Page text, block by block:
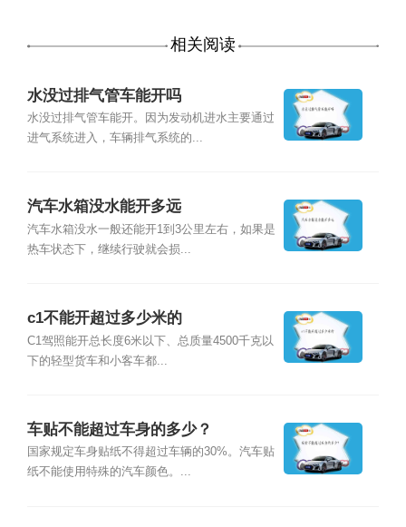
相关阅读
水没过排气管车能开吗
水没过排气管车能开。因为发动机进水主要通过
进气系统进入，车辆排气系统的...
汽车水箱没水能开多远
汽车水箱没水一般还能开1到3公里左右，如果是
热车状态下，继续行驶就会损...
c1不能开超过多少米的
C1驾照能开总长度6米以下、总质量4500千克以
下的轻型货车和小客车都...
车贴不能超过车身的多少？
国家规定车身贴纸不得超过车辆的30%。汽车贴
纸不能使用特殊的汽车颜色。...